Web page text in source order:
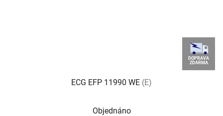
DOPRAVA
ZDARMA
ECG EFP 11990 WE (E)
Objednáno